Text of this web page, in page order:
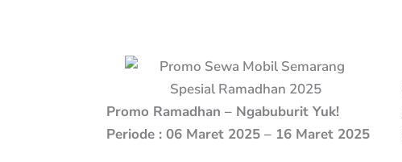
Promo Ramadhan – Ngabuburit Yuk!
Periode : 06 Maret 2025 – 16 Maret 2025